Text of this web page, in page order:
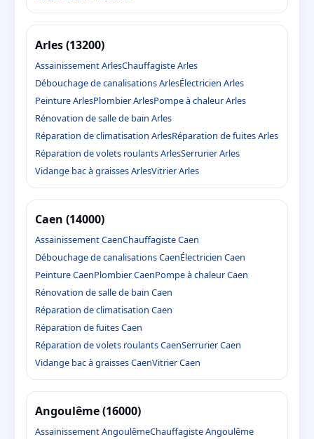
Arles (13200)
Assainissement ArlesChauffagiste Arles
Débouchage de canalisations ArlesÉlectricien Arles
Peinture ArlesPlombier ArlesPompe à chaleur Arles
Rénovation de salle de bain Arles
Réparation de climatisation ArlesRéparation de fuites Arles
Réparation de volets roulants ArlesSerrurier Arles
Vidange bac à graisses ArlesVitrier Arles
Caen (14000)
Assainissement CaenChauffagiste Caen
Débouchage de canalisations CaenÉlectricien Caen
Peinture CaenPlombier CaenPompe à chaleur Caen
Rénovation de salle de bain Caen
Réparation de climatisation Caen
Réparation de fuites Caen
Réparation de volets roulants CaenSerrurier Caen
Vidange bac à graisses CaenVitrier Caen
Angoulême (16000)
Assainissement AngoulêmeChauffagiste Angoulême